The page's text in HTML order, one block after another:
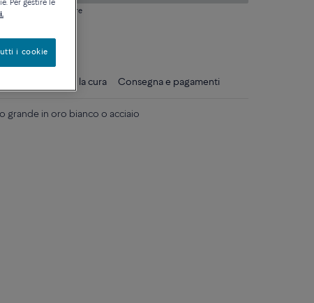
domanda sulle misure
Consigli per la cura Consegna e pagamenti
grande in oro bianco o acciaio
Per gestire le
i cookie